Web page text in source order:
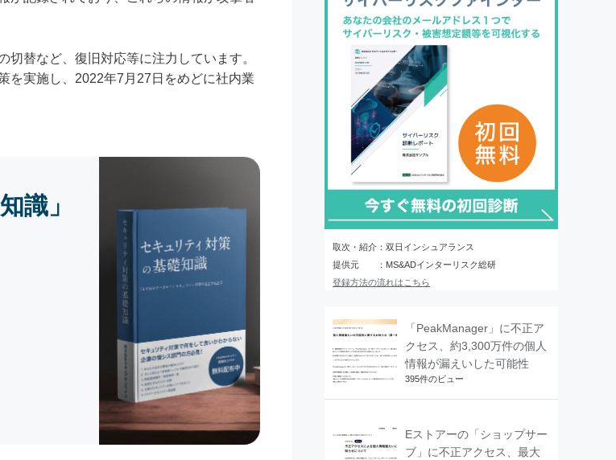
替など、復旧対応等に注力しています。
を実施し、2022年7月27日をめどに社内業
識」
取次・紹介：双日インシュアランス
提供元 ：MS&ADインターリスク総研
登録方法の流れはこちら
「PeakManager」に不正ア
クセス、約3,300万件の個人
情報が漏えいした可能性
395件のビュー
Eストアーの「ショップサー
ブ」に不正アクセス、最大